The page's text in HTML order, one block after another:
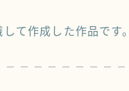
て作成した作品です。